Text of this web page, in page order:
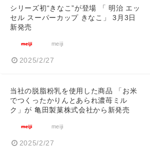
シリーズ初“きなこ”が登場 「 明治 エッ
セル スーパーカップ きなこ」 3月3日
新発売
meiji
2025/2/27
当社の脱脂粉乳を使用した商品 「お米
でつくったかりんとあられ濃苺ミル
ク」が 亀田製菓株式会社から新発売
meiji
2025/2/27